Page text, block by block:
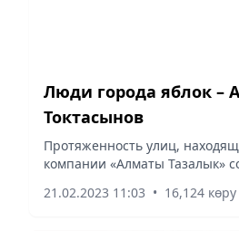
Люди города яблок –
Токтасынов
Протяженность улиц,
компании «Алматы Тазалык»
города, не считая территории
21.02.2023 11:03 • 16,124 көру